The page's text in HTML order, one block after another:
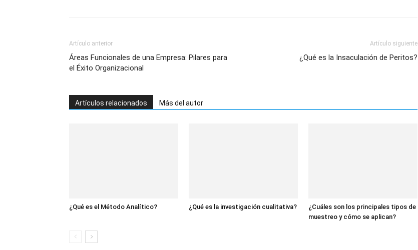
Artículo anterior
Áreas Funcionales de una Empresa: Pilares para
el Éxito Organizacional
Artículo siguiente
¿Qué es la Insaculación de Peritos?
Artículos relacionados Más del autor
¿Qué es el Método Analítico? ¿Qué es la investigación cualitativa?
¿Cuáles son los principales tipos de
muestreo y cómo se aplican?